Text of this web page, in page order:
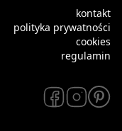
kontakt
polityka prywatności
cookies
regulamin